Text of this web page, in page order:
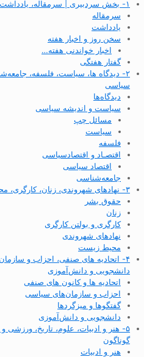
۱- بخش سردبیری | سرمقاله، یادداشت، سخن روز و پژوهش‌ها
سرمقاله
یادداشت
سخن روز و اخبار هفته
اخبار خواندنی هفته…
گفتار هفتگی
۲- دیدگاه ها، سیاست، فلسفه،
سیاسی
دیدگاه‌ها
سیاست و اندیشه سیاسی
مسائل چپ
سیاست
فلسفه
اقتصـاد و اقتصاد‌سیاسی
اقتصاد سیاسی
جامعه‌شناسی
۳- نهادهای شهروندی، زنان، کارگری، محیط زیست، و حقوق بشر
حقوق بشر
زنان
کارگری و بولتن کارگری
نهادهای شهروندی
محیط زیست
۴- اتحادیه های صنفی، احزاب و
دانشجویی و دانش‌آموزی
اتحادیه ها و کانون های صنفی
احزاب و سازمان‌های سیاسی
گفتگوها و میزگردها
دانشجویی و دانش‌آموزی
۵- هنر و ادبیات، علوم، تاریخ،
گوناگون
هنر و ادبیات